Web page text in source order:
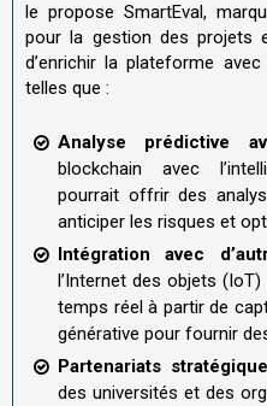
le propose SmartEval,
pour la gestion des projets
d’enrichir la plateforme
telles que :
Analyse prédictive
blockchain avec
pourrait offrir des
anticiper les risques et
Intégration avec
l’Internet des objets
temps réel à partir de
générative pour fournir
Partenariats
des universités et des